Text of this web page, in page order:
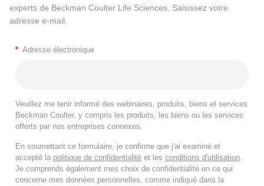
experts de Beckman Coulter Life Sciences. Saisissez votre
adresse e-mail.
* Adresse électronique
Veuillez me tenir informé des webinaires, produits, biens et services
Beckman Coulter, y compris les produits, les biens ou les services
offerts par nos entreprises connexes.
En soumettant ce formulaire, je confirme que j'ai examiné et
accepté la politique de confidentialité et les conditions d'utilisation.
Je comprends également mes choix de confidentialité en ce qui
concerne mes données personnelles, comme indiqué dans la